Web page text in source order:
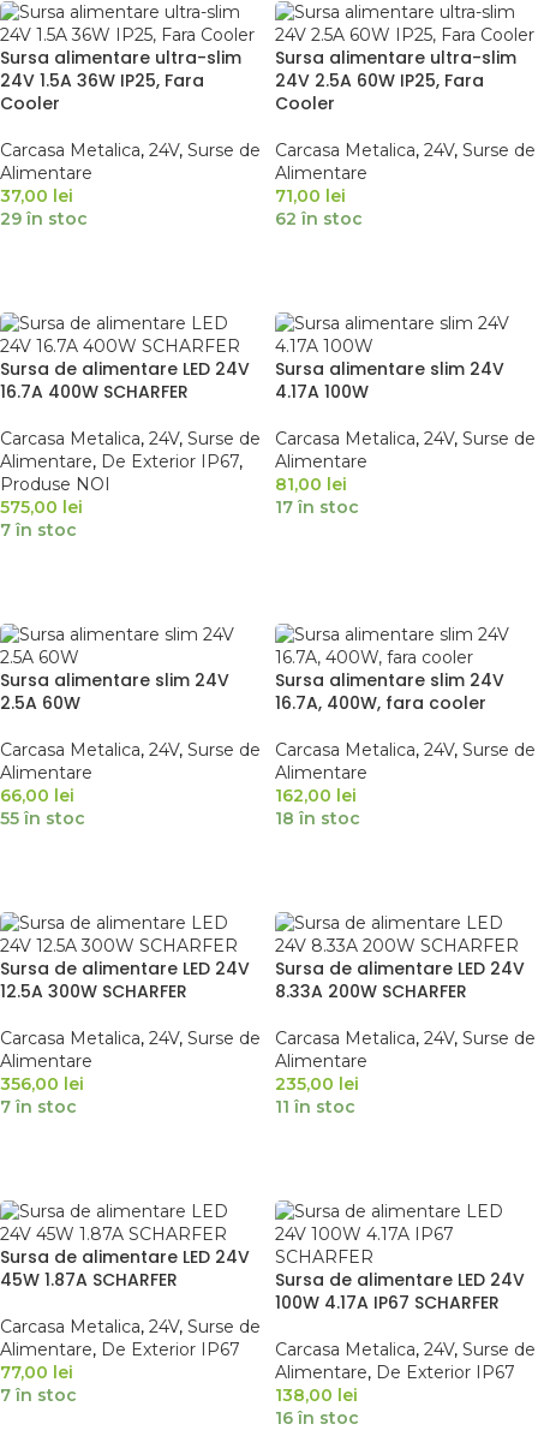
Sursa alimentare ultra-slim
24V 1.5A 36W IP25, Fara
Cooler
Carcasa Metalica, 24V, Surse de
Alimentare
37,00 lei
29 în stoc
Sursa alimentare ultra-slim
24V 2.5A 60W IP25, Fara
Cooler
Carcasa Metalica, 24V, Surse de
Alimentare
71,00 lei
62 în stoc
Sursa de alimentare LED 24V
16.7A 400W SCHARFER
Carcasa Metalica, 24V, Surse de
Alimentare, De Exterior IP67,
Produse NOI
575,00 lei
7 în stoc
Sursa alimentare slim 24V
4.17A 100W
Carcasa Metalica, 24V, Surse de
Alimentare
81,00 lei
17 în stoc
Sursa alimentare slim 24V
2.5A 60W
Carcasa Metalica, 24V, Surse de
Alimentare
66,00 lei
55 în stoc
Sursa alimentare slim 24V
16.7A, 400W, fara cooler
Carcasa Metalica, 24V, Surse de
Alimentare
162,00 lei
18 în stoc
Sursa de alimentare LED 24V
12.5A 300W SCHARFER
Carcasa Metalica, 24V, Surse de
Alimentare
356,00 lei
7 în stoc
Sursa de alimentare LED 24V
8.33A 200W SCHARFER
Carcasa Metalica, 24V, Surse de
Alimentare
235,00 lei
11 în stoc
Sursa de alimentare LED 24V
45W 1.87A SCHARFER
Carcasa Metalica, 24V, Surse de
Alimentare, De Exterior IP67
77,00 lei
7 în stoc
Sursa de alimentare LED 24V
100W 4.17A IP67 SCHARFER
Carcasa Metalica, 24V, Surse de
Alimentare, De Exterior IP67
138,00 lei
16 în stoc